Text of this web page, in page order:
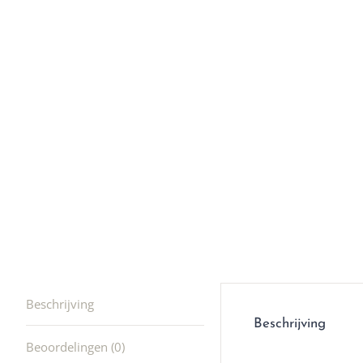
ook
Beschrijving
Beoordelingen (0)
Beschrijving